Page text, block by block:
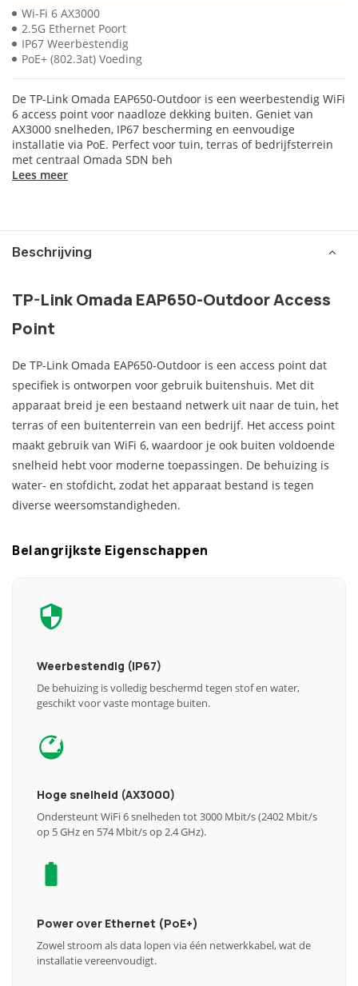
Wi-Fi 6 AX3000
2.5G Ethernet Poort
IP67 Weerbestendig
PoE+ (802.3at) Voeding
De TP-Link Omada EAP650-Outdoor is een weerbestendig WiFi
6 access point voor naadloze dekking buiten. Geniet van
AX3000 snelheden, IP67 bescherming en eenvoudige
installatie via PoE. Perfect voor tuin, terras of bedrijfsterrein
met centraal Omada SDN beh
Lees meer
Beschrijving
TP-Link Omada EAP650-Outdoor Access
Point
De TP-Link Omada EAP650-Outdoor is een access point dat
specifiek is ontworpen voor gebruik buitenshuis. Met dit
apparaat breid je een bestaand netwerk uit naar de tuin, het
terras of een buitenterrein van een bedrijf. Het access point
maakt gebruik van WiFi 6, waardoor je ook buiten voldoende
snelheid hebt voor moderne toepassingen. De behuizing is
water- en stofdicht, zodat het apparaat bestand is tegen
diverse weersomstandigheden.
Belangrijkste Eigenschappen
Weerbestendig (IP67)
De behuizing is volledig beschermd tegen stof en water,
geschikt voor vaste montage buiten.
Hoge snelheid (AX3000)
Ondersteunt WiFi 6 snelheden tot 3000 Mbit/s (2402 Mbit/s
op 5 GHz en 574 Mbit/s op 2.4 GHz).
Power over Ethernet (PoE+)
Zowel stroom als data lopen via één netwerkkabel, wat de
installatie vereenvoudigt.